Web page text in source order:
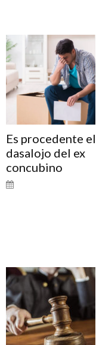
Es procedente el
dasalojo del ex
concubino